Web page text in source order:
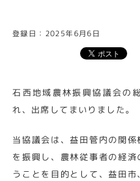
登録日：2025年6月6日
石西地域農林振興協議会の
れ、出席してまいりました。
当協議会は、益田管内の関
を振興し、農林従事者の経
うことを目的として、益田